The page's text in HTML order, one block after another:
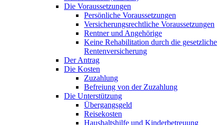
Die Voraussetzungen
Persönliche Voraussetzungen
Versicherungsrechtliche Voraussetzungen
Rentner und Angehörige
Keine Rehabilitation durch die gesetzliche
Rentenversicherung
Der Antrag
Die Kosten
Zuzahlung
Befreiung von der Zuzahlung
Die Unterstützung
Übergangsgeld
Reisekosten
Haushaltshilfe und Kinderbetreuung